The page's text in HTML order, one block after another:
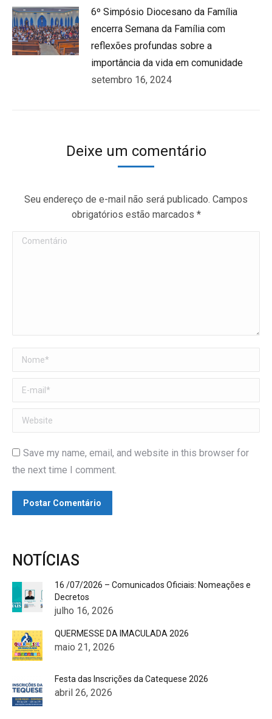
6º Simpósio Diocesano da Família
encerra Semana da Família com
reflexões profundas sobre a
importância da vida em comunidade
setembro 16, 2024
Deixe um comentário
Seu endereço de e-mail não será publicado. Campos
obrigatórios estão marcados *
Comentário
Nome *
E-mail *
Website
Save my name, email, and website in this browser for
the next time I comment.
Postar Comentário
NOTÍCIAS
16 /07/2026 – Comunicados Oficiais: Nomeações e
Decretos
julho 16, 2026
QUERMESSE DA IMACULADA 2026
maio 21, 2026
Festa das Inscrições da Catequese 2026
abril 26, 2026